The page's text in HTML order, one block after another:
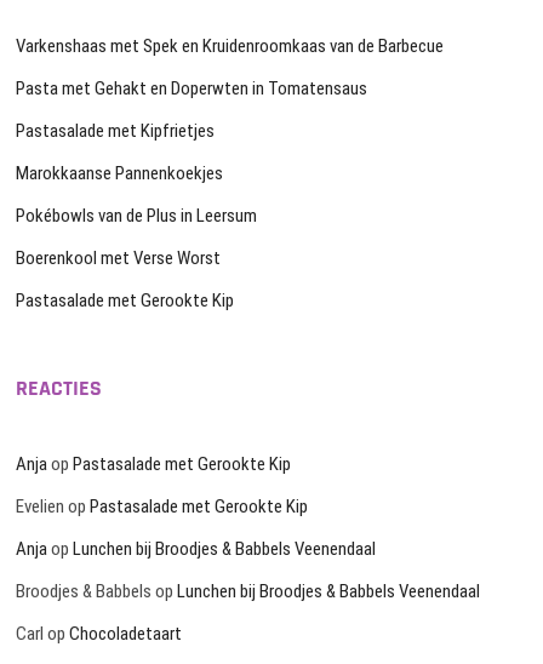
Varkenshaas met Spek en Kruidenroomkaas van de Barbecue
Pasta met Gehakt en Doperwten in Tomatensaus
Pastasalade met Kipfrietjes
Marokkaanse Pannenkoekjes
Pokébowls van de Plus in Leersum
Boerenkool met Verse Worst
Pastasalade met Gerookte Kip
REACTIES
AnjaopPastasalade met Gerookte Kip
Evelien opPastasalade met Gerookte Kip
AnjaopLunchen bij Broodjes & Babbels Veenendaal
Broodjes & Babbels opLunchen bij Broodjes & Babbels Veenendaal
Carl opChocoladetaart